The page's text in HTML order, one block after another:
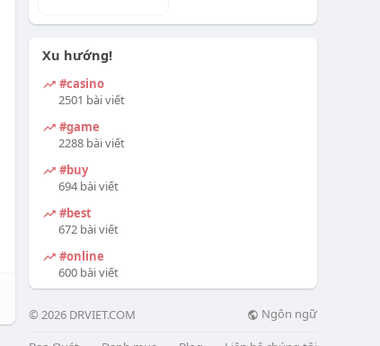
Xu hướng!
#casino
2501 bài viết
#game
2288 bài viết
#buy
694 bài viết
#best
672 bài viết
#online
600 bài viết
© 2026 DRVIET.COM Ngôn ngữ